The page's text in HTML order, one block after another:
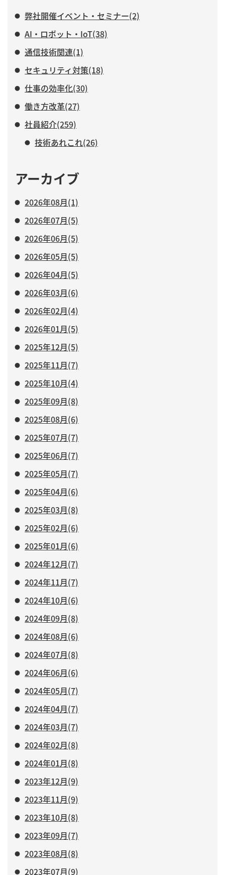
弊社開催イベント・セミナー(2)
AI・ロボット・IoT(38)
通信技術関連(1)
セキュリティ対策(18)
仕事の効率化(30)
働き方改革(27)
社員紹介(259)
技術あれこれ(26)
アーカイブ
2026年08月(1)
2026年07月(5)
2026年06月(5)
2026年05月(5)
2026年04月(5)
2026年03月(6)
2026年02月(4)
2026年01月(5)
2025年12月(5)
2025年11月(7)
2025年10月(4)
2025年09月(8)
2025年08月(6)
2025年07月(7)
2025年06月(7)
2025年05月(7)
2025年04月(6)
2025年03月(8)
2025年02月(6)
2025年01月(6)
2024年12月(7)
2024年11月(7)
2024年10月(6)
2024年09月(8)
2024年08月(6)
2024年07月(8)
2024年06月(6)
2024年05月(7)
2024年04月(7)
2024年03月(7)
2024年02月(8)
2024年01月(8)
2023年12月(9)
2023年11月(9)
2023年10月(8)
2023年09月(7)
2023年08月(8)
2023年07月(9)